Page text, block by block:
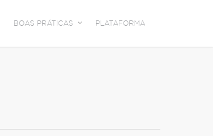
BOAS PRÁTICAS PLATAFORMA